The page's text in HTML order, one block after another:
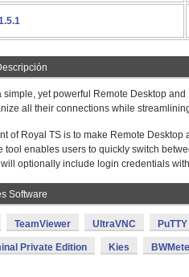
simple, yet powerful Remote Desktop
all their connections while
of Royal TS is to make Remote
tool enables users to quickly switch
optionally include login credentials
Software
TeamViewer UltraVNC PuTTY
Private Edition Kies